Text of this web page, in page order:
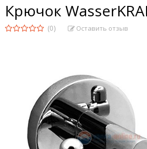
Крючок
(0) Оставить отзыв